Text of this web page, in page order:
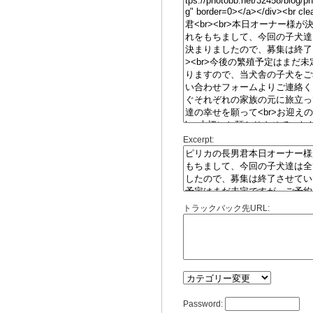
Excerpt:
トラックバック先URL:
Password: